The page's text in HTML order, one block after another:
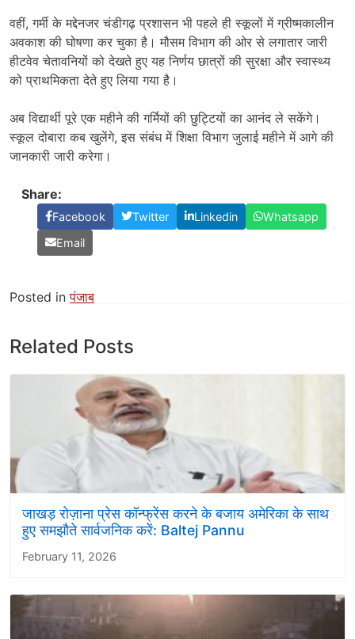
वहीं, गर्मी के मद्देनजर चंडीगढ़ प्रशासन भी पहले ही स्कूलों में ग्रीष्मकालीन
अवकाश की घोषणा कर चुका है। मौसम विभाग की ओर से लगातार जारी
हीटवेव चेतावनियों को देखते हुए यह निर्णय छात्रों की सुरक्षा और स्वास्थ्य
को प्राथमिकता देते हुए लिया गया है।
अब विद्यार्थी पूरे एक महीने की गर्मियों की छुट्टियों का आनंद ले सकेंगे।
स्कूल दोबारा कब खुलेंगे, इस संबंध में शिक्षा विभाग जुलाई महीने में आगे की
जानकारी जारी करेगा।
Share:
Facebook Twitter Linkedin
Whatsapp
Email
Posted inपंजाब
Related Posts
जाखड़ रोज़ाना प्रेस कॉन्फ्रेंस करने के बजाय अमेरिका के साथ
हुए समझौते सार्वजनिक करें: Baltej Pannu
February 11, 2026